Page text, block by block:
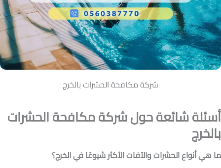
شركة مكافحة الحشرات بالخرج
أسئلة شائعة حول شركة مكافحة الحشرات
بالخرج
ما هي أنواع الحشرات والآفات الأكثر شيوعًا في الخرج؟